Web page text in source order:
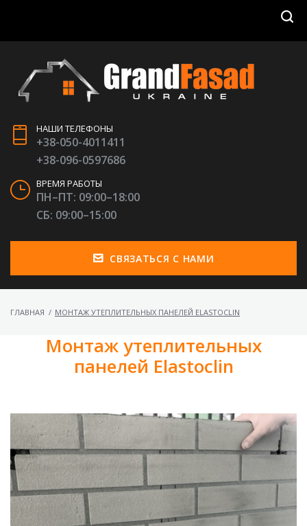
НАШИ ТЕЛЕФОНЫ
+38-050-4011411
+38-096-0597686
ВРЕМЯ РАБОТЫ
ПН–ПТ: 09:00–18:00
СБ: 09:00–15:00
СВЯЗАТЬСЯ С НАМИ
ГЛАВНАЯ / МОНТАЖ УТЕПЛИТЕЛЬНЫХ ПАНЕЛЕЙ ELASTOCLIN
Монтаж утеплительных
панелей Elastoclin